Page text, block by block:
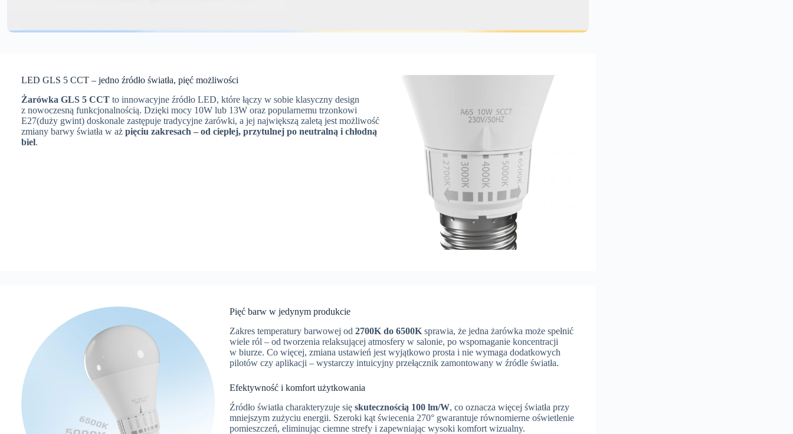
LED GLS 5 CCT – jedno źródło światła, pięć możliwości
Żarówka GLS 5 CCT to innowacyjne źródło LED, które łączy w sobie klasyczny design
z nowoczesną funkcjonalnością. Dzięki mocy 10W lub 13W oraz popularnemu trzonkowi
E27(duży gwint) doskonale zastępuje tradycyjne żarówki, a jej największą zaletą jest możliwość
zmiany barwy światła w aż pięciu zakresach – od ciepłej, przytulnej po neutralną i chłodną
biel.
Pięć barw w jedynym produkcie
Zakres temperatury barwowej od2700K do 6500K sprawia, że jedna żarówka może spełnić
wiele ról – od tworzenia relaksującej atmosfery w salonie, po wspomaganie koncentracji
w biurze. Co więcej, zmiana ustawień jest wyjątkowo prosta i nie wymaga dodatkowych
pilotów czy aplikacji – wystarczy intuicyjny przełącznik zamontowany w źródle światła.
Efektywność i komfort użytkowania
Źródło światła charakteryzuje sięskutecznością 100 lm/W, co oznacza więcej światła przy
mniejszym zużyciu energii. Szeroki kąt świecenia 270° gwarantuje równomierne oświetlenie
pomieszczeń, eliminując ciemne strefy i zapewniając wysoki komfort wizualny.